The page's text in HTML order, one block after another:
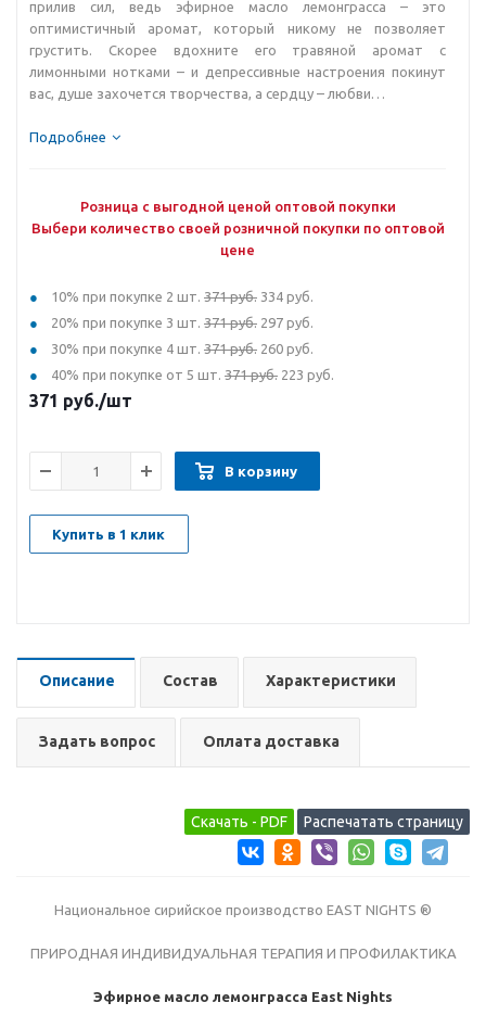
прилив сил, ведь эфирное масло лемонграсса – это
оптимистичный аромат, который никому не позволяет
грустить. Скорее вдохните его травяной аромат с
лимонными нотками – и депрессивные настроения покинут
вас, душе захочется творчества, а сердцу – любви…
Подробнее
Розница с выгодной ценой оптовой покупки
Выбери количество своей розничной покупки по оптовой
цене
10% при покупке 2 шт. 371 руб. 334 руб.
20% при покупке 3 шт. 371 руб. 297 руб.
30% при покупке 4 шт. 371 руб. 260 руб.
40% при покупке от 5 шт. 371 руб. 223 руб.
371 руб./шт
В корзину
Купить в 1 клик
Описание Состав Характеристики
Задать вопрос Оплата доставка
Национальное сирийское производство EAST NIGHTS ®
ПРИРОДНАЯ ИНДИВИДУАЛЬНАЯ ТЕРАПИЯ И ПРОФИЛАКТИКА
Эфирное масло лемонграсса East Nights